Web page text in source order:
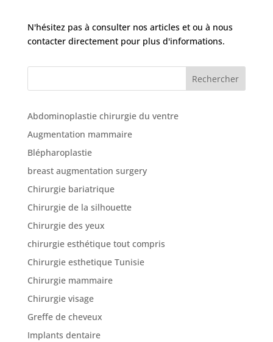
N'hésitez pas à consulter nos articles et ou à nous
contacter directement pour plus d'informations.
Rechercher
Abdominoplastie chirurgie du ventre
Augmentation mammaire
Blépharoplastie
breast augmentation surgery
Chirurgie bariatrique
Chirurgie de la silhouette
Chirurgie des yeux
chirurgie esthétique tout compris
Chirurgie esthetique Tunisie
Chirurgie mammaire
Chirurgie visage
Greffe de cheveux
Implants dentaire